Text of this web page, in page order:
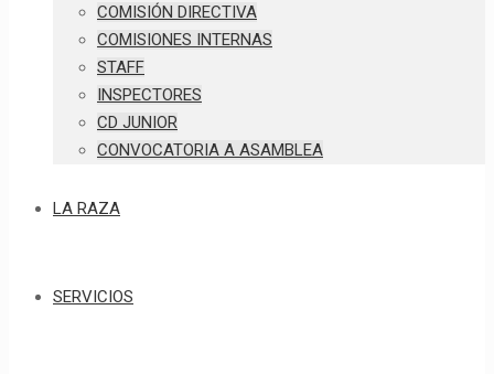
COMISIÓN DIRECTIVA
COMISIONES INTERNAS
STAFF
INSPECTORES
CD JUNIOR
CONVOCATORIA A ASAMBLEA
LA RAZA
SERVICIOS